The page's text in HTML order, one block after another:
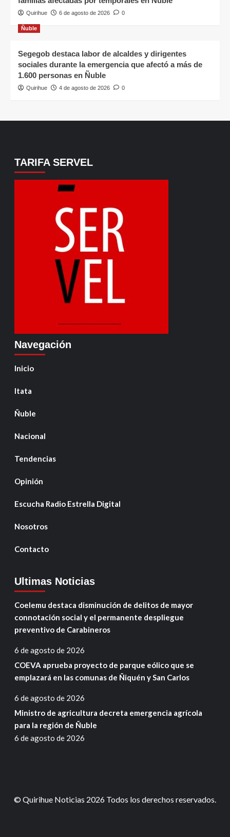
Quirihue 6 de agosto de 2026 0
Ñuble
Segegob destaca labor de alcaldes y dirigentes
sociales durante la emergencia que afectó a más de
1.600 personas en Ñuble
Quirihue 4 de agosto de 2026 0
TARIFA SERVEL
Navegación
Inicio
Itata
Ñuble
Nacional
Tendencias
Opinión
Escucha Radio Estrella Digital
Nosotros
Contacto
Ultimas Noticias
Coelemu destaca disminución de delitos de mayor
connotación social y el permanente despliegue
preventivo de Carabineros
6 de agosto de 2026
COEVA aprueba proyecto de parque eólico que se
emplazará en las comunas de Ñiquén y San Carlos
6 de agosto de 2026
Ministro de agricultura decreta emergencia agrícola
para la región de Ñuble
6 de agosto de 2026